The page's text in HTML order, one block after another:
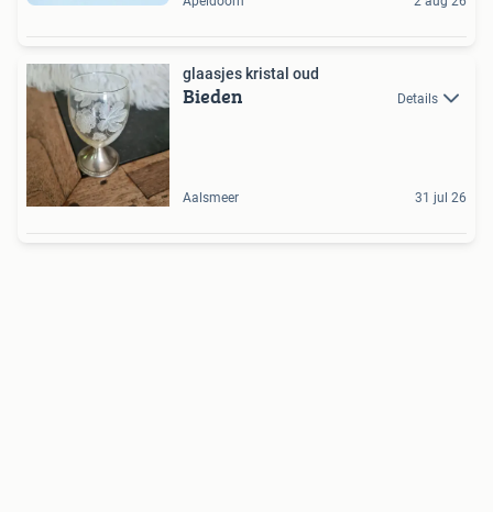
glaasjes kristal oud
Bieden Details
Aalsmeer 31 jul 26